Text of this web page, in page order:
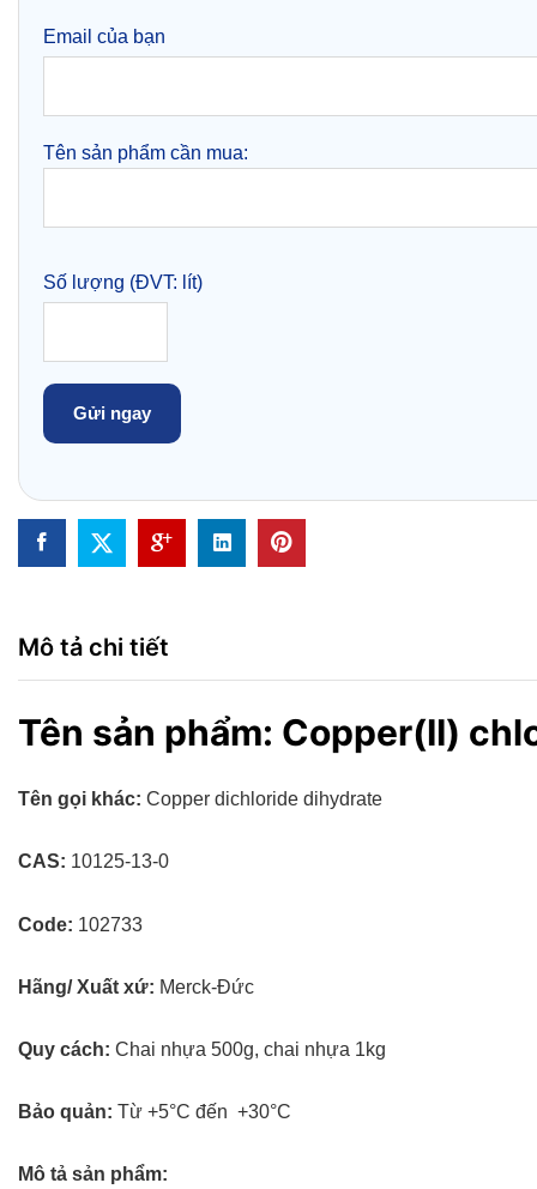
Email của bạn
Tên sản phẩm cần mua:
Số lượng (ĐVT: lít)
Mô tả chi tiết
Tên sản phẩm: Copper(II)
Tên gọi khác: Copper dichloride dihydrate
CAS: 10125-13-0
Code: 102733
Hãng/ Xuất xứ: Merck-Đức
Quy cách: Chai nhựa 500g, chai nhựa 1kg
Bảo quản: Từ +5°C đến +30°C
Mô tả sản phẩm: